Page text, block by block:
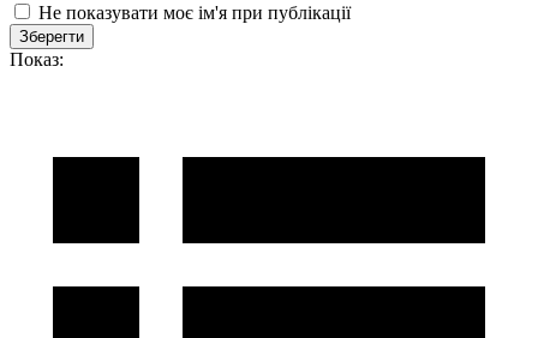
Не показувати моє ім'я при публікації
Зберегти
Показ: